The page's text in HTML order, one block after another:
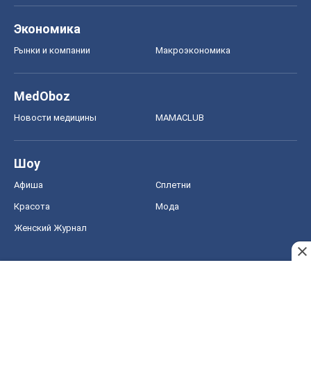
Экономика
Рынки и компании Mакроэкономика
MedOboz
Новости медицины MAMACLUB
Шоу
Афиша Сплетни
Красота Мода
Женский Журнал